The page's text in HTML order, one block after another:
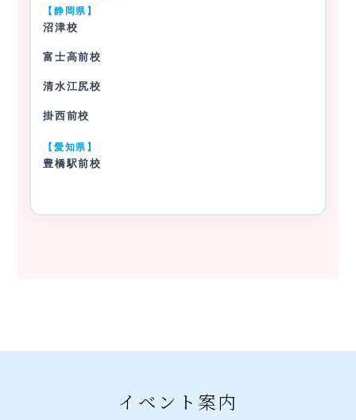
【静岡県】
沼津校
富士高前校
清水江尻校
掛西前校
【愛知県】
豊橋駅前校
イベント案内